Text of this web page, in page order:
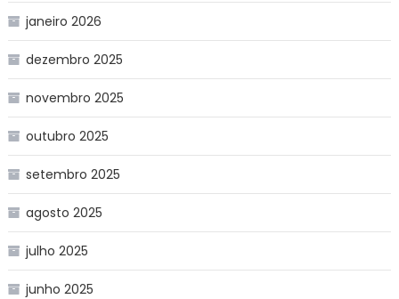
janeiro 2026
dezembro 2025
novembro 2025
outubro 2025
setembro 2025
agosto 2025
julho 2025
junho 2025